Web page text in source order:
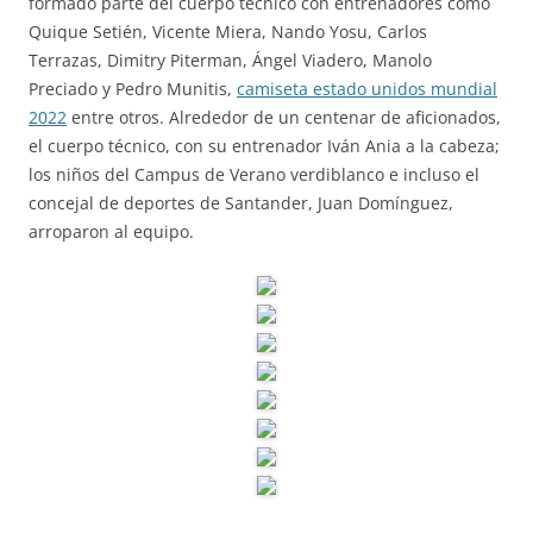
Quique Setién, Vicente Miera, Nando Yosu, Carlos
Terrazas, Dimitry Piterman, Ángel Viadero, Manolo
Preciado y Pedro Munitis, camiseta estado unidos mundial
2022 entre otros. Alrededor de un centenar de aficionados,
el cuerpo técnico, con su entrenador Iván Ania a la cabeza;
los niños del Campus de Verano verdiblanco e incluso el
concejal de deportes de Santander, Juan Domínguez,
arroparon al equipo.